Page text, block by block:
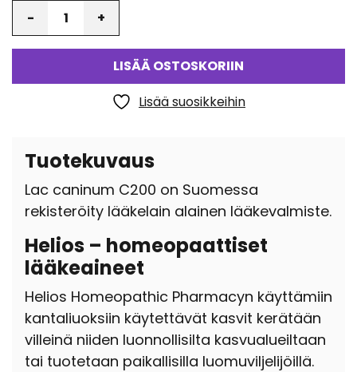
LISÄÄ OSTOSKORIIN
Lisää suosikkeihin
Tuotekuvaus
Lac caninum C200 on Suomessa
rekisteröity lääkelain alainen lääkevalmiste.
Helios – homeopaattiset
lääkeaineet
Helios Homeopathic Pharmacyn käyttämiin
kantaliuoksiin käytettävät kasvit kerätään
villeinä niiden luonnollisilta kasvualueiltaan
tai tuotetaan paikallisilla luomuviljelijöillä.